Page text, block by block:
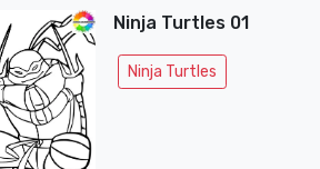
Ninja Turtles 01
Ninja Turtles